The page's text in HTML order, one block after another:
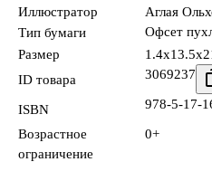
Иллюстратор
Аглая
Тип бумаги
Офсет
Размер
ID товара
3069237
ISBN 978-5-17-
Возрастное
ограничение
0+